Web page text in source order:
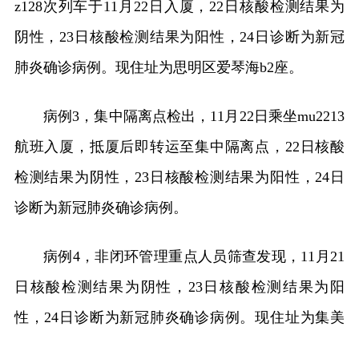
z128次列车于11月22日入厦，22日核酸检测结果为
阴性，23日核酸检测结果为阳性，24日诊断为新冠
肺炎确诊病例。现住址为思明区爱琴海b2座。
病例3，集中隔离点检出，11月22日乘坐mu2213
航班入厦，抵厦后即转运至集中隔离点，22日核酸
检测结果为阴性，23日核酸检测结果为阳性，24日
诊断为新冠肺炎确诊病例。
病例4，非闭环管理重点人员筛查发现，11月21
日核酸检测结果为阴性，23日核酸检测结果为阳
性，24日诊断为新冠肺炎确诊病例。现住址为集美